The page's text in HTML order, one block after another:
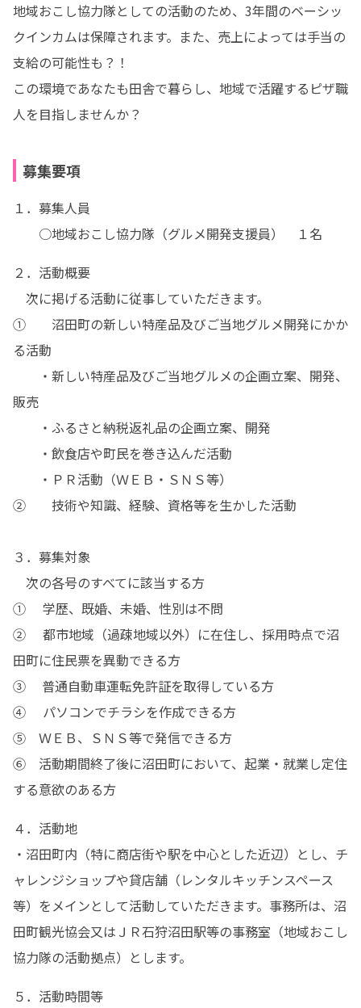
地域おこし協力隊としての活動のため、3年間のベーシッ
クインカムは保障されます。また、売上によっては手当の
支給の可能性も？！
この環境であなたも田舎で暮らし、地域で活躍するピザ職
人を目指しませんか？
募集要項
１．募集人員
○地域おこし協力隊（グルメ開発支援員）　１名
２．活動概要
次に掲げる活動に従事していただきます。
①	　沼田町の新しい特産品及びご当地グルメ開発にかか
る活動
・新しい特産品及びご当地グルメの企画立案、開発、
販売
・ふるさと納税返礼品の企画立案、開発
・飲食店や町民を巻き込んだ活動
・ＰＲ活動（ＷＥＢ・ＳＮＳ等）
②	　技術や知識、経験、資格等を生かした活動
３．募集対象
次の各号のすべてに該当する方
①	 学歴、既婚、未婚、性別は不問
②	 都市地域（過疎地域以外）に在住し、採用時点で沼
田町に住民票を異動できる方
③    普通自動車運転免許証を取得している方
④	 パソコンでチラシを作成できる方
⑤　ＷＥＢ、ＳＮＳ等で発信できる方
⑥　活動期間終了後に沼田町において、起業・就業し定住
する意欲のある方
４．活動地
・沼田町内（特に商店街や駅を中心とした近辺）とし、チ
ャレンジショップや貸店舗（レンタルキッチンスペース
等）をメインとして活動していただきます。事務所は、沼
田町観光協会又はＪＲ石狩沼田駅等の事務室（地域おこし
協力隊の活動拠点）とします。
５．活動時間等